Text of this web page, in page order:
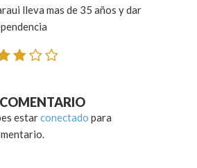
lleva mas de 35 años y dar
estarconectado para